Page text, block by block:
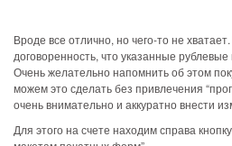
Вроде все отлично, но чего-то не
договоренность, что указанные
Очень желательно напомнить об этом
можем это сделать без привлечения
очень внимательно и аккуратно внести
Для этого на счете находим справа